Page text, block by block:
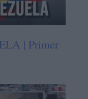
| Primer